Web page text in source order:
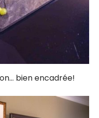
bien encadrée!